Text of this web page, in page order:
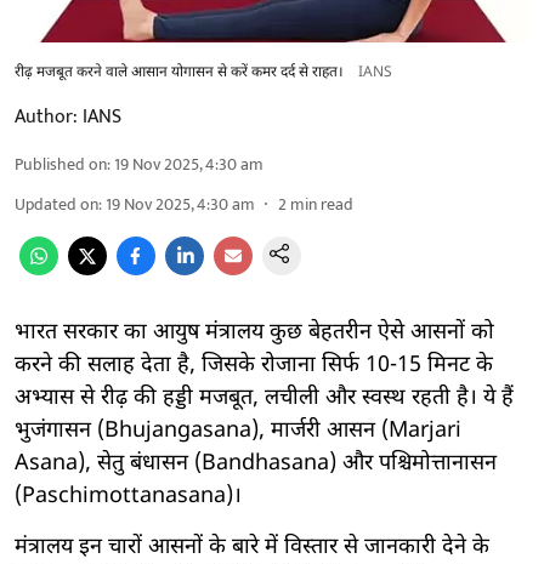
रीढ़ मजबूत करने वाले आसान योगासन से करें कमर दर्द से राहत। IANS
Author: IANS
Published on:19 Nov 2025, 4:30 am
Updated on:19 Nov 2025, 4:30 am 2min read
भारत सरकार का आयुष मंत्रालय कुछ बेहतरीन ऐसे आसनों को
करने की सलाह देता है, जिसके रोजाना सिर्फ 10-15 मिनट के
अभ्यास से रीढ़ की हड्डी मजबूत, लचीली और स्वस्थ रहती है। ये हैं
भुजंगासन (Bhujangasana), मार्जरी आसन (Marjari
Asana), सेतु बंधासन (Bandhasana) और पश्चिमोत्तानासन
(Paschimottanasana)।
मंत्रालय इन चारों आसनों के बारे में विस्तार से जानकारी देने के